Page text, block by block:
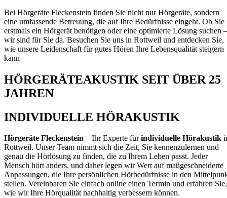
Bei Hörgeräte Fleckenstein finden Sie nicht nur Hörgeräte, sondern
eine umfassende Betreuung, die auf Ihre Bedürfnisse eingeht. Ob Sie
erstmals ein Hörgerät benötigen oder eine optimierte Lösung suchen –
wir sind für Sie da. Besuchen Sie uns in Rottweil und entdecken Sie,
wie unsere Leidenschaft für gutes Hören Ihre Lebensqualität steigern
kann
HÖRGERÄTEAKUSTIK SEIT ÜBER 25
JAHREN
INDIVIDUELLE HÖRAKUSTIK
Hörgeräte Fleckenstein – Ihr Experte fürindividuelle Hörakustik
Rottweil. Unser Team nimmt sich die Zeit, Sie kennenzulernen und
genau die Hörlösung zu finden, die zu Ihrem Leben passt. Jeder
Mensch hört anders, und daher legen wir Wert auf maßgeschneiderte
Anpassungen, die Ihre persönlichen Hörbedürfnisse in den
stellen. Vereinbaren Sie einfach online einen Termin und erfahren Sie,
wie wir Ihre Hörqualität nachhaltig verbessern können.